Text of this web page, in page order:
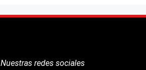
Nuestras redes sociales